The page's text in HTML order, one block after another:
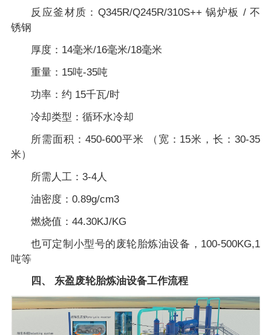
反应釜材质：Q345R/Q245R/310S++ 锅炉板 / 不
锈钢
厚度：14毫米/16毫米/18毫米
重量：15吨-35吨
功率：约 15千瓦/时
冷却类型：循环水冷却
所需面积：450-600平米 （宽：15米，长：30-35
米）
所需人工：3-4人
油密度：0.89g/cm3
燃烧值：44.30KJ/KG
也可定制小型号的废轮胎炼油设备，100-500KG,1
吨等
四、 东盈废轮胎炼油设备工作流程